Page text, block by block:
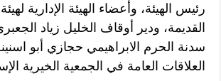
رئيس الهيئة، وأعضاء الهيئة الإدارية
القديمة، ودير أوقاف الخليل زياد
سدنة الحرم الابراهيمي حجازي أبو
العلاقات العامة في الجمعية الخيرية